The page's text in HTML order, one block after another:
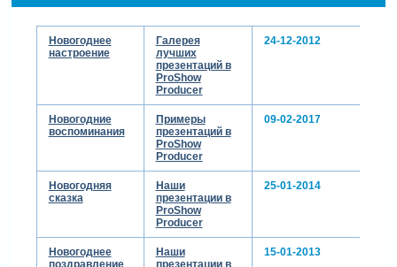
Новогоднее
настроение
Галерея
лучших
презентаций в
ProShow
Producer
24-12-2012
Новогодние
воспоминания
Примеры
презентаций в
ProShow
Producer
09-02-2017
Новогодняя
сказка
Наши
презентации в
ProShow
Producer
25-01-2014
Новогоднее
поздравление
Наши
презентации в
15-01-2013